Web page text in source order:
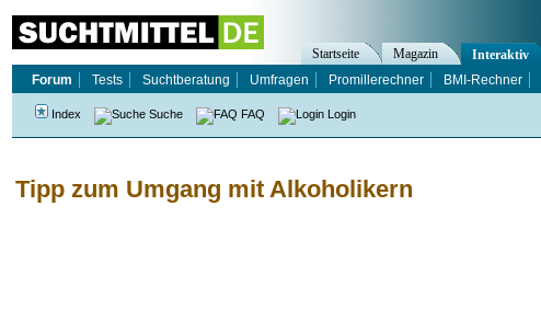
Tipp zum Umgang mit Alkoholikern
Startseite Magazin Interaktiv
Forum
Tests Suchtberatung Umfragen Promillerechner BMI-Rechner
Index Suche FAQ Login